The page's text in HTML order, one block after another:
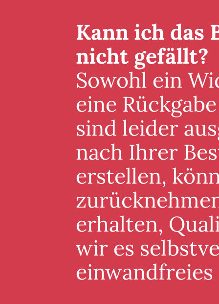
Kann ich das
nicht gefällt?
Sowohl ein
eine
sind leider
nach Ihrer
erstellen,
erhalten,
wir es